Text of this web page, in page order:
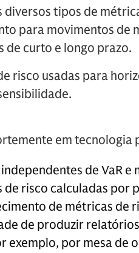
diversos tipos de
para movimentos de
de curto e longo prazo.
risco usadas para
em tecnologia
de VaR e
de risco calculadas por
de métricas de
de produzir
exemplo, por mesa de